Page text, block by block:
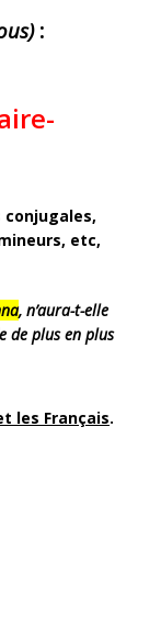
:
conjugales,
etc,
, n’aura-t-elle
de plus en plus
les Français.